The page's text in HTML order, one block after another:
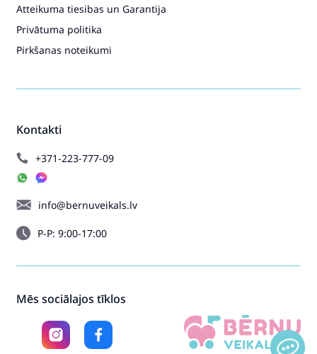
Kontakti
+371-223-777-09
info@bernuveikals.lv
P-P: 9:00-17:00
Atteikuma tiesibas un Garantija
Privātuma politika
Pirkšanas noteikumi
Mēs sociālajos tīklos